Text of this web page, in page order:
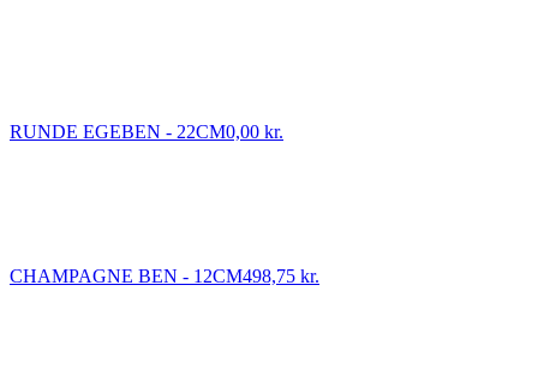
RUNDE EGEBEN - 22CM0,00 kr.
CHAMPAGNE BEN - 12CM498,75 kr.